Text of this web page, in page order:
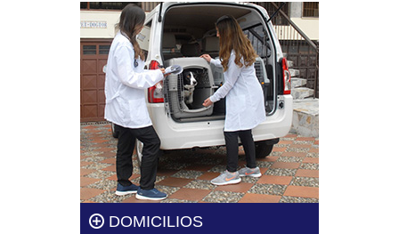
En Clínica Veterinaria Dogtor te
brindamos el servicio de
oftalmología de la mano de
veterinarios ampliamente
formados.
Leer más
DOMICILIOS